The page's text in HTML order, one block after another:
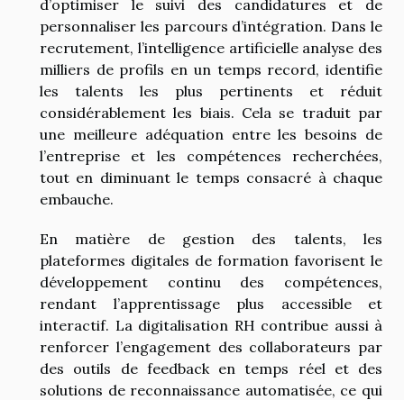
d’optimiser le suivi des candidatures et de
personnaliser les parcours d’intégration. Dans le
recrutement, l’intelligence artificielle analyse des
milliers de profils en un temps record, identifie
les talents les plus pertinents et réduit
considérablement les biais. Cela se traduit par
une meilleure adéquation entre les besoins de
l’entreprise et les compétences recherchées,
tout en diminuant le temps consacré à chaque
embauche.
En matière de gestion des talents, les
plateformes digitales de formation favorisent le
développement continu des compétences,
rendant l’apprentissage plus accessible et
interactif. La digitalisation RH contribue aussi à
renforcer l’engagement des collaborateurs par
des outils de feedback en temps réel et des
solutions de reconnaissance automatisée, ce qui